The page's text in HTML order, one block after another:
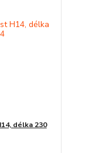
délka 230